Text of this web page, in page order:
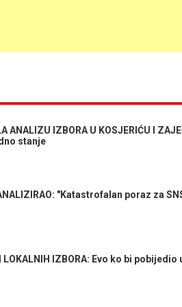
ANALIZU IZBORA U KOSJERIĆU I
stanje
ANALIZIRAO: "Katastrofalan poraz za
LOKALNIH IZBORA: Evo ko bi